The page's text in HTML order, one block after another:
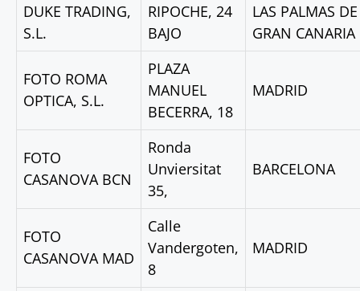
DUKE TRADING,
S.L.
RIPOCHE, 24
BAJO
LAS PALMAS DE
GRAN CANARIA
FOTO ROMA
OPTICA, S.L.
PLAZA
MANUEL
BECERRA, 18
MADRID
FOTO
CASANOVA BCN
Ronda
Unviersitat
35,
BARCELONA
FOTO
CASANOVA MAD
Calle
Vandergoten,
8
MADRID